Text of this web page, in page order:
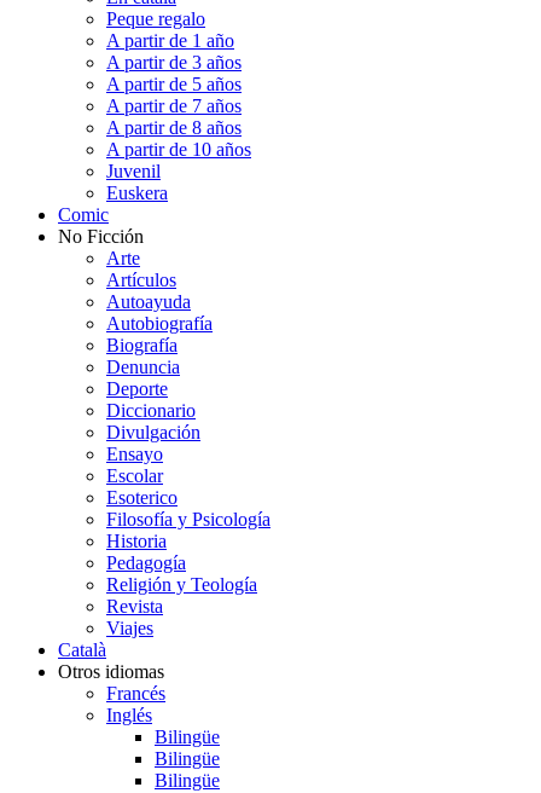
Peque regalo
A partir de 1 año
A partir de 3 años
A partir de 5 años
A partir de 7 años
A partir de 8 años
A partir de 10 años
Juvenil
Euskera
Comic
No Ficción
Arte
Artículos
Autoayuda
Autobiografía
Biografía
Denuncia
Deporte
Diccionario
Divulgación
Ensayo
Escolar
Esoterico
Filosofía y Psicología
Historia
Pedagogía
Religión y Teología
Revista
Viajes
Català
Otros idiomas
Francés
Inglés
Bilingüe
Bilingüe
Bilingüe